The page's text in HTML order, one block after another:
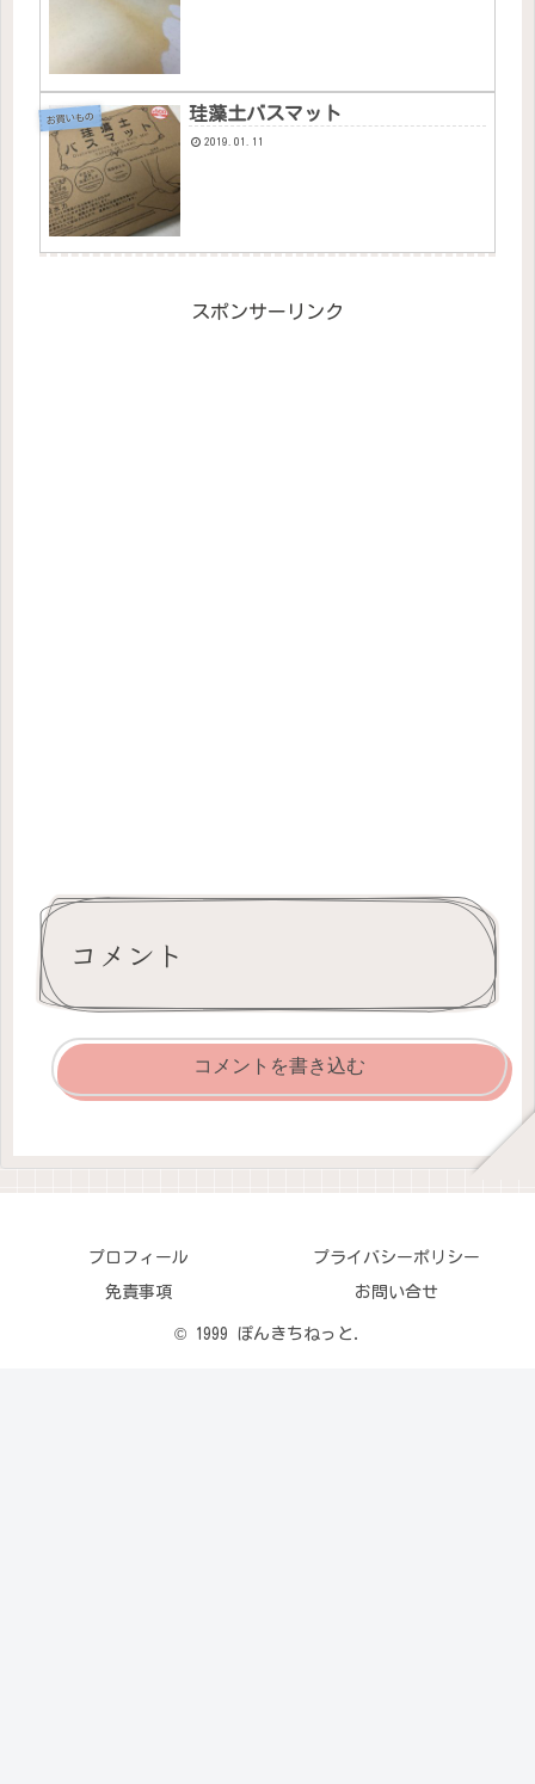
お買いもの 珪藻土バスマット
2019.01.11
スポンサーリンク
コメント
コメントを書き込む
プロフィール プライバシーポリシー
免責事項 お問い合せ
© 1999 ぽんきちねっと.